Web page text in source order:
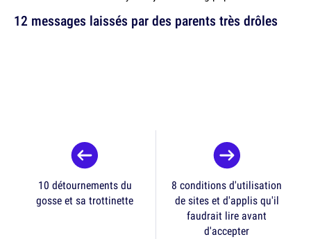
12 messages laissés par des parents très drôles
10 détournements du
gosse et sa trottinette
8 conditions d'utilisation
de sites et d'applis qu'il
faudrait lire avant
d'accepter